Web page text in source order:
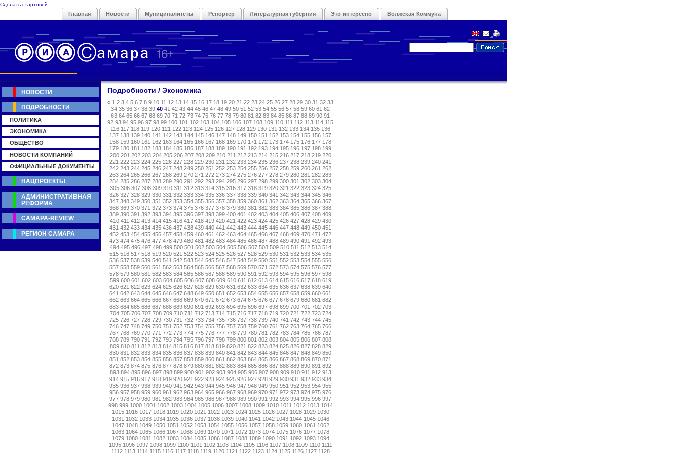
Сделать стартовой
Главная Новости Муниципалитеты Репортер Литературная губерния Это интересно Волжская Коммуна
Подробности / Экономика
« 1 2 3 4 5 6 7 8 9 10 11 12 13 14 15 16 17 18 19 20 21 22 23 24 25 26 27 28 29 30 31 32 33
34 35 36 37 38 39 40 41 42 43 44 45 46 47 48 49 50 51 52 53 54 55 56 57 58 59 60 61 62
63 64 65 66 67 68 69 70 71 72 73 74 75 76 77 78 79 80 81 82 83 84 85 86 87 88 89 90 91
92 93 94 95 96 97 98 99 100 101 102 103 104 105 106 107 108 109 110 111 112 113 114 115
116 117 118 119 120 121 122 123 124 125 126 127 128 129 130 131 132 133 134 135 136
137 138 139 140 141 142 143 144 145 146 147 148 149 150 151 152 153 154 155 156 157
158 159 160 161 162 163 164 165 166 167 168 169 170 171 172 173 174 175 176 177 178
179 180 181 182 183 184 185 186 187 188 189 190 191 192 193 194 195 196 197 198 199
200 201 202 203 204 205 206 207 208 209 210 211 212 213 214 215 216 217 218 219 220
221 222 223 224 225 226 227 228 229 230 231 232 233 234 235 236 237 238 239 240 241
242 243 244 245 246 247 248 249 250 251 252 253 254 255 256 257 258 259 260 261 262
263 264 265 266 267 268 269 270 271 272 273 274 275 276 277 278 279 280 281 282 283
284 285 286 287 288 289 290 291 292 293 294 295 296 297 298 299 300 301 302 303 304
305 306 307 308 309 310 311 312 313 314 315 316 317 318 319 320 321 322 323 324 325
326 327 328 329 330 331 332 333 334 335 336 337 338 339 340 341 342 343 344 345 346
347 348 349 350 351 352 353 354 355 356 357 358 359 360 361 362 363 364 365 366 367
368 369 370 371 372 373 374 375 376 377 378 379 380 381 382 383 384 385 386 387 388
389 390 391 392 393 394 395 396 397 398 399 400 401 402 403 404 405 406 407 408 409
410 411 412 413 414 415 416 417 418 419 420 421 422 423 424 425 426 427 428 429 430
431 432 433 434 435 436 437 438 439 440 441 442 443 444 445 446 447 448 449 450 451
452 453 454 455 456 457 458 459 460 461 462 463 464 465 466 467 468 469 470 471 472
473 474 475 476 477 478 479 480 481 482 483 484 485 486 487 488 489 490 491 492 493
494 495 496 497 498 499 500 501 502 503 504 505 506 507 508 509 510 511 512 513 514
515 516 517 518 519 520 521 522 523 524 525 526 527 528 529 530 531 532 533 534 535
536 537 538 539 540 541 542 543 544 545 546 547 548 549 550 551 552 553 554 555 556
557 558 559 560 561 562 563 564 565 566 567 568 569 570 571 572 573 574 575 576 577
578 579 580 581 582 583 584 585 586 587 588 589 590 591 592 593 594 595 596 597 598
599 600 601 602 603 604 605 606 607 608 609 610 611 612 613 614 615 616 617 618 619
620 621 622 623 624 625 626 627 628 629 630 631 632 633 634 635 636 637 638 639 640
641 642 643 644 645 646 647 648 649 650 651 652 653 654 655 656 657 658 659 660 661
662 663 664 665 666 667 668 669 670 671 672 673 674 675 676 677 678 679 680 681 682
683 684 685 686 687 688 689 690 691 692 693 694 695 696 697 698 699 700 701 702 703
704 705 706 707 708 709 710 711 712 713 714 715 716 717 718 719 720 721 722 723 724
725 726 727 728 729 730 731 732 733 734 735 736 737 738 739 740 741 742 743 744 745
746 747 748 749 750 751 752 753 754 755 756 757 758 759 760 761 762 763 764 765 766
767 768 769 770 771 772 773 774 775 776 777 778 779 780 781 782 783 784 785 786 787
788 789 790 791 792 793 794 795 796 797 798 799 800 801 802 803 804 805 806 807 808
809 810 811 812 813 814 815 816 817 818 819 820 821 822 823 824 825 826 827 828 829
830 831 832 833 834 835 836 837 838 839 840 841 842 843 844 845 846 847 848 849 850
851 852 853 854 855 856 857 858 859 860 861 862 863 864 865 866 867 868 869 870 871
872 873 874 875 876 877 878 879 880 881 882 883 884 885 886 887 888 889 890 891 892
893 894 895 896 897 898 899 900 901 902 903 904 905 906 907 908 909 910 911 912 913
914 915 916 917 918 919 920 921 922 923 924 925 926 927 928 929 930 931 932 933 934
935 936 937 938 939 940 941 942 943 944 945 946 947 948 949 950 951 952 953 954 955
956 957 958 959 960 961 962 963 964 965 966 967 968 969 970 971 972 973 974 975 976
977 978 979 980 981 982 983 984 985 986 987 988 989 990 991 992 993 994 995 996 997
998 999 1000 1001 1002 1003 1004 1005 1006 1007 1008 1009 1010 1011 1012 1013 1014
1015 1016 1017 1018 1019 1020 1021 1022 1023 1024 1025 1026 1027 1028 1029 1030
1031 1032 1033 1034 1035 1036 1037 1038 1039 1040 1041 1042 1043 1044 1045 1046
1047 1048 1049 1050 1051 1052 1053 1054 1055 1056 1057 1058 1059 1060 1061 1062
1063 1064 1065 1066 1067 1068 1069 1070 1071 1072 1073 1074 1075 1076 1077 1078
1079 1080 1081 1082 1083 1084 1085 1086 1087 1088 1089 1090 1091 1092 1093 1094
1095 1096 1097 1098 1099 1100 1101 1102 1103 1104 1105 1106 1107 1108 1109 1110 1111
1112 1113 1114 1115 1116 1117 1118 1119 1120 1121 1122 1123 1124 1125 1126 1127 1128
НОВОСТИ
ПОДРОБНОСТИ
ПОЛИТИКА
ЭКОНОМИКА
ОБЩЕСТВО
НОВОСТИ КОМПАНИЙ
ОФИЦИАЛЬНЫЕ ДОКУМЕНТЫ
НАЦПРОЕКТЫ
АДМИНИСТРАТИВНАЯ
РЕФОРМА
САМАРА-REVIEW
РЕГИОН САМАРА